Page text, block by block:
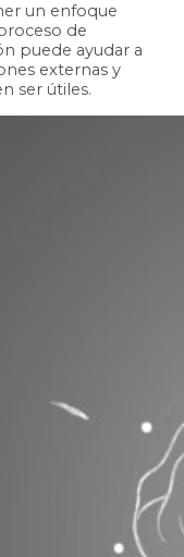
un enfoque
de
puede ayudar a
externas y
ser útiles.